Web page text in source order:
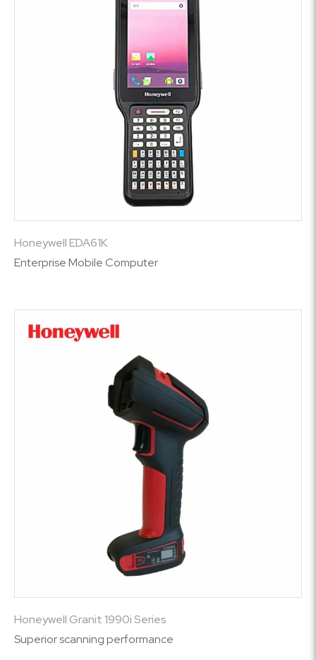
Honeywell EDA61K
Enterprise Mobile Computer
Honeywell Granit 1990i Series
Superior scanning performance